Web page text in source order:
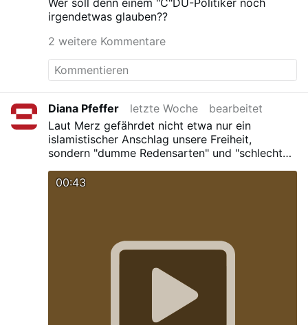
rettendes Element sein oder noch werden.
wäre doch gelacht, wenn wir ihn nicht in die
Position in unserem politischen System bringen
könnten, in der er uns allen zu helfen vermag!
Ich habe Vertrauen zu ihm und seinem offenen
signalisiert.
Wer soll denn einem "C"DU-Politiker noch
irgendetwas glauben??
2 weitere Kommentare
Diana Pfeffer letzte Woche
bearbeitet
Laut Merz gefährdet nicht etwa nur ein
islamistischer Anschlag unsere Freiheit,
sondern "dumme Redensarten" und "schlechte
00:43